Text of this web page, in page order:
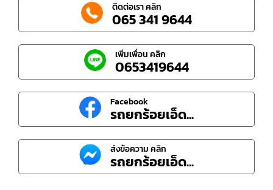
ติดต่อเรา คลิก
065 341 9644
เพิ่มเพื่อน คลิก
0653419644
Facebook
รถยกร้อยเอ็ด...
ส่งข้อความ คลิก
รถยกร้อยเอ็ด...